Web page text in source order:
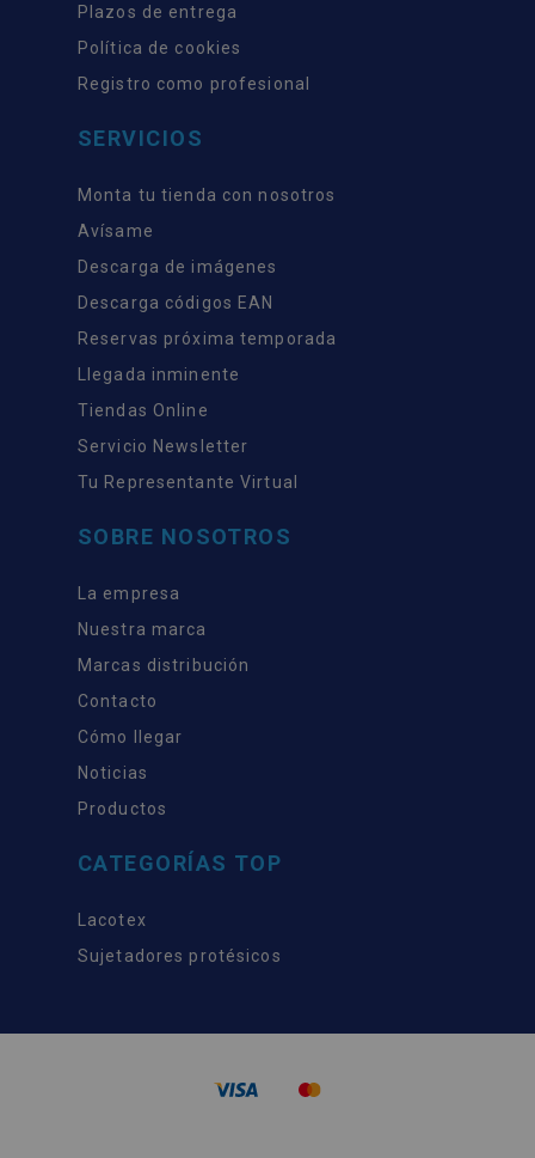
Plazos de entrega
Política de cookies
Registro como profesional
SERVICIOS
Monta tu tienda con nosotros
Avísame
Descarga de imágenes
Descarga códigos EAN
Reservas próxima temporada
Llegada inminente
Tiendas Online
Servicio Newsletter
Tu Representante Virtual
SOBRE NOSOTROS
La empresa
Nuestra marca
Marcas distribución
Contacto
Cómo llegar
Noticias
Productos
CATEGORÍAS TOP
Lacotex
Sujetadores protésicos